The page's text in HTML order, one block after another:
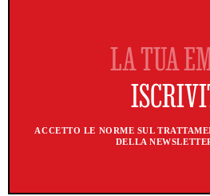
ACCETTO LE NORME SUL
DELLA